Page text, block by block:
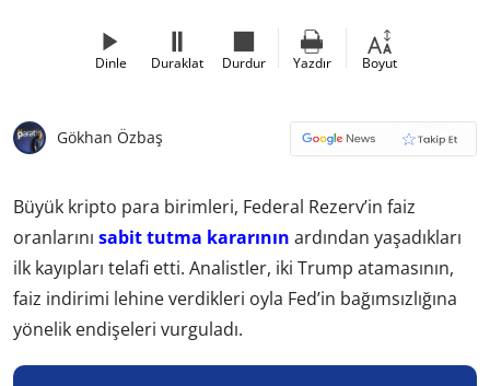
Dinle Duraklat Durdur Yazdır Boyut
Gökhan Özbaş
Büyük kripto para birimleri, Federal Rezerv’in faiz
oranlarını sabit tutma kararının ardından yaşadıkları
ilk kayıpları telafi etti. Analistler, iki Trump atamasının,
faiz indirimi lehine verdikleri oyla Fed’in bağımsızlığına
yönelik endişeleri vurguladı.